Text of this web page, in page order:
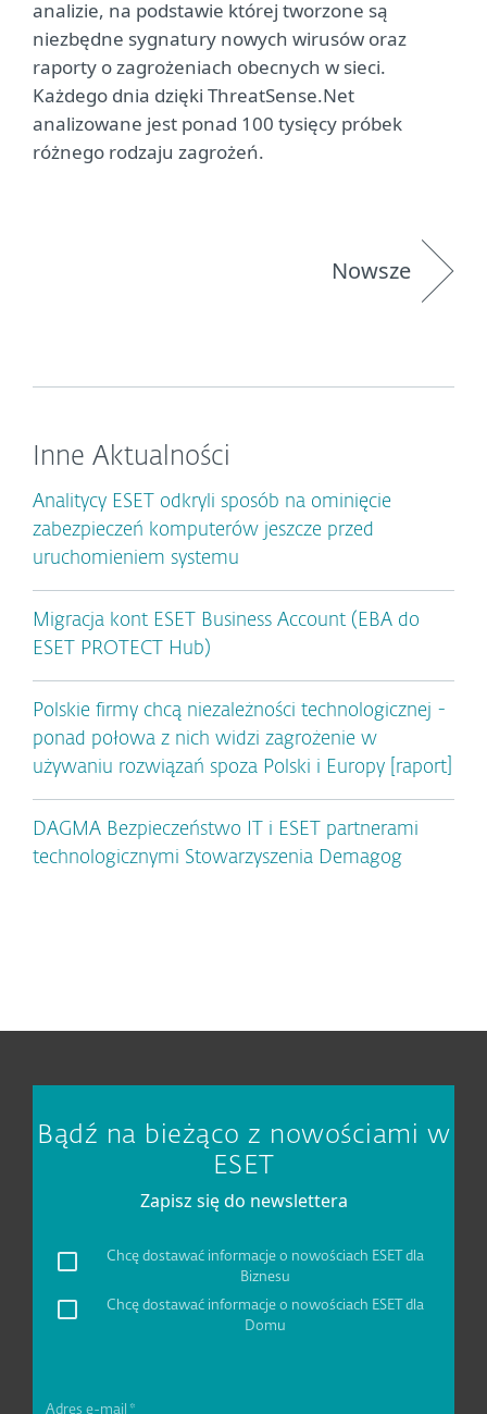
analizie, na podstawie której tworzone są
niezbędne sygnatury nowych wirusów oraz
raporty o zagrożeniach obecnych w sieci.
Każdego dnia dzięki ThreatSense.Net
analizowane jest ponad 100 tysięcy próbek
różnego rodzaju zagrożeń.
Nowsze
Inne Aktualności
Analitycy ESET odkryli sposób na ominięcie
zabezpieczeń komputerów jeszcze przed
uruchomieniem systemu
Migracja kont ESET Business Account (EBA do
ESET PROTECT Hub)
Polskie firmy chcą niezależności technologicznej -
ponad połowa z nich widzi zagrożenie w
używaniu rozwiązań spoza Polski i Europy [raport]
DAGMA Bezpieczeństwo IT i ESET partnerami
technologicznymi Stowarzyszenia Demagog